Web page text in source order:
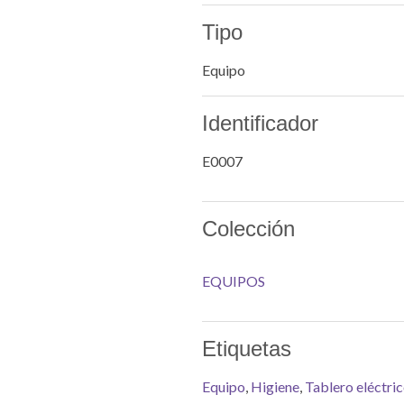
Tipo
Equipo
Identificador
E0007
Colección
EQUIPOS
Etiquetas
Equipo, Higiene, Tablero